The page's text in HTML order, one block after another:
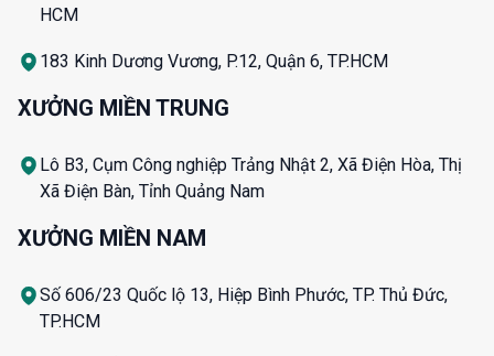
HCM
183 Kinh Dương Vương, P.12, Quận 6, TP.HCM
XƯỞNG MIỀN TRUNG
Lô B3, Cụm Công nghiệp Trảng Nhật 2, Xã Điện Hòa, Thị
Xã Điện Bàn, Tỉnh Quảng Nam
XƯỞNG MIỀN NAM
Số 606/23 Quốc lộ 13, Hiệp Bình Phước, TP. Thủ Đức,
TP.HCM